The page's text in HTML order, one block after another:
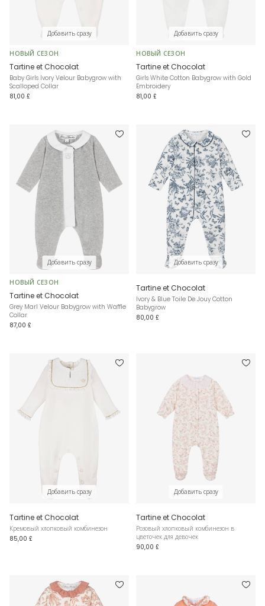
Добавить сразу
НОВЫЙ СЕЗОН
Tartine et Chocolat
Baby Girls Ivory Velour Babygrow with
Scalloped Collar
81,00 £
Добавить сразу
НОВЫЙ СЕЗОН
Tartine et Chocolat
Girls White Cotton Babygrow with Gold
Embroidery
81,00 £
Добавить сразу
НОВЫЙ СЕЗОН
Tartine et Chocolat
Grey Marl Velour Babygrow with Waffle
Collar
87,00 £
Добавить сразу
Tartine et Chocolat
Ivory & Blue Toile De Jouy Cotton
Babygrow
80,00 £
Добавить сразу
Tartine et Chocolat
Кремовый хлопковый комбинезон
85,00 £
Добавить сразу
Tartine et Chocolat
Розовый хлопковый комбинезон в
цветочек для девочек
90,00 £